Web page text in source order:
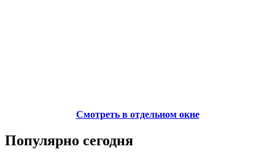
Смотреть в отдельном окне
Популярно сегодня